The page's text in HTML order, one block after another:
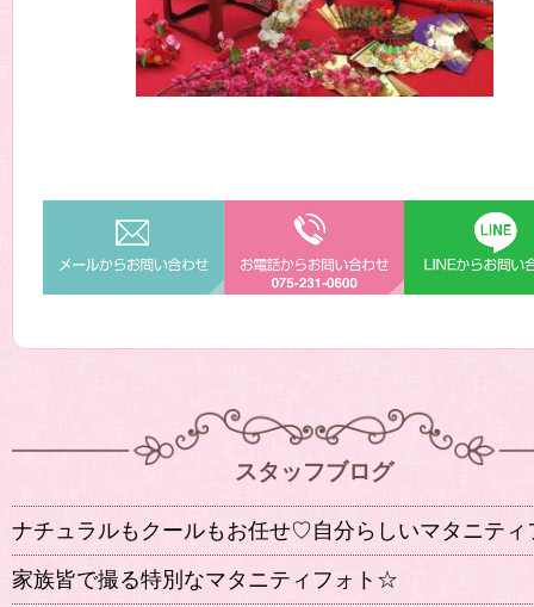
スタッフブログ
ナチュラルもクールもお任せ♡自分らしいマタニティ
家族皆で撮る特別なマタニティフォト☆